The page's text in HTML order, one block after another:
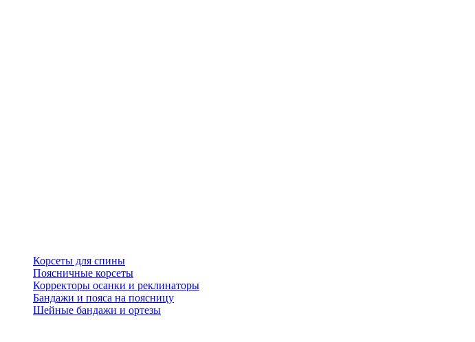
Корсеты для спины
Поясничные корсеты
Корректоры осанки и реклинаторы
Бандажи и пояса на поясницу
Шейные бандажи и ортезы